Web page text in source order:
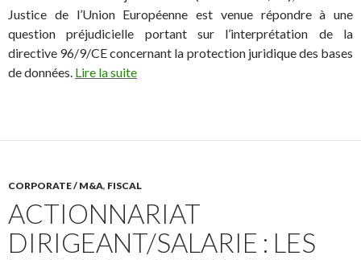
Justice de l’Union Européenne est venue répondre à une
question préjudicielle portant sur l’interprétation de la
directive 96/9/CE concernant la protection juridique des bases
de données. Lire la suite
CORPORATE / M&A, FISCAL
ACTIONNARIAT
DIRIGEANT/SALARIE : LES